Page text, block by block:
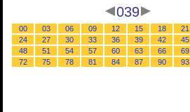
039
00 03 06 09 12 15 18
21
24
27 30 33 36 39 42
45
48
51 54 57 60 63 66
69
72
75 78 81 84 87 90 93